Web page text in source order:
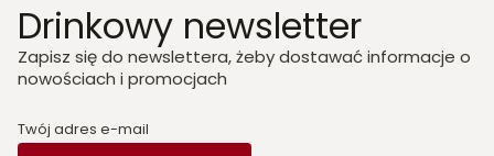
Drinkowy newsletter
Zapisz się do newslettera, żeby dostawać informacje o
nowościach i promocjach
Twój adres e-mail